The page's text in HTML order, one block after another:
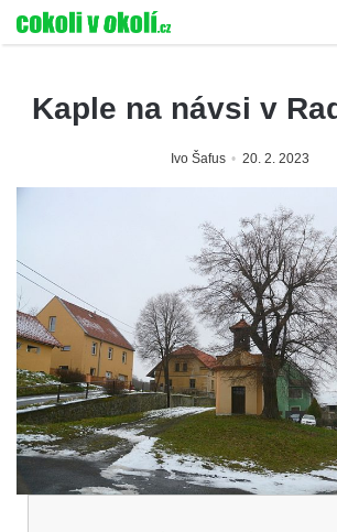
Kaple na návsi v
Ivo Šafus 20. 2. 2023